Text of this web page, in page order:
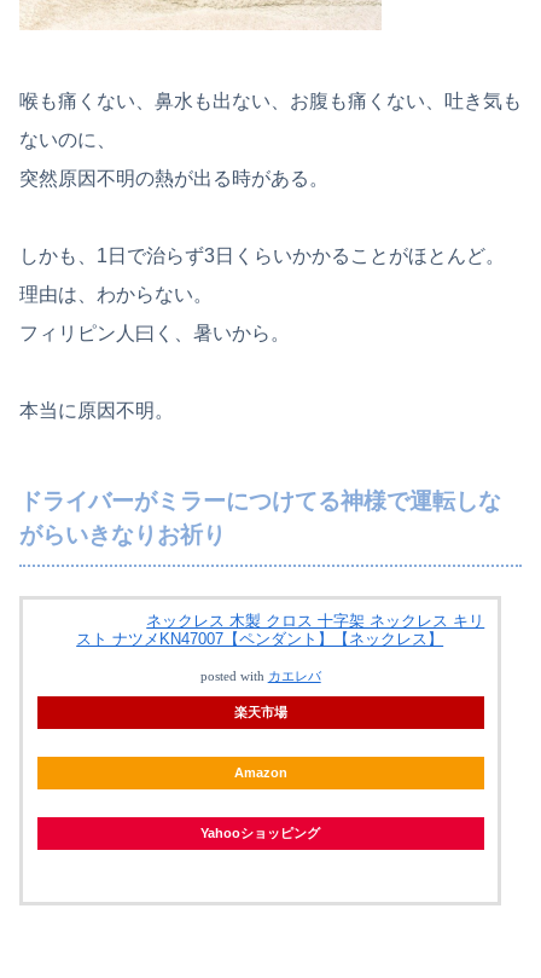
喉も痛くない、鼻水も出ない、お腹も痛くない、吐き気も
ないのに、
突然原因不明の熱が出る時がある。
しかも、1日で治らず3日くらいかかることがほとんど。
理由は、わからない。
フィリピン人曰く、暑いから。
本当に原因不明。
ドライバーがミラーにつけてる神様で運転しな
がらいきなりお祈り
ネックレス 木製 クロス 十字架 ネックレス キリ
スト ナツメKN47007【ペンダント】【ネックレス】
posted with カエレバ
楽天市場
Amazon
Yahooショッピング